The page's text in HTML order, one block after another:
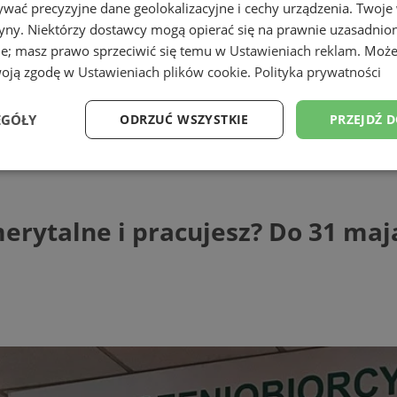
i pracujesz? Do 31 maja poinformuj
i pracujesz? Do 31
precyzyjne dane geolokalizacyjne i cechy urządzenia.
Niektórzy dostawcy mogą opierać się na prawnie
masz prawo sprzeciwić się temu w Ustawieniach reklam.
zgodę w Ustawieniach plików cookie. Polityka prywatności
PRZEJDŹ
ODRZUĆ WSZYSTKIE
Wydajność Targetowanie Funkcjonalność
niezbędnych plików cookie nie można prawidłowo korzystać ze strony
Domena
przechowywania
Opis